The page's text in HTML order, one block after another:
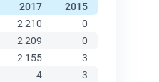
2017 2015